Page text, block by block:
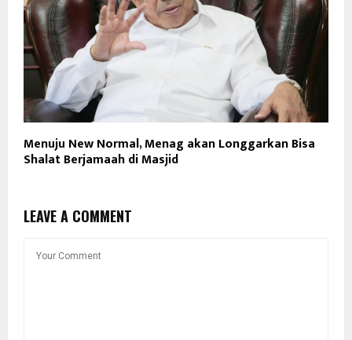
Menuju New Normal, Menag akan Longgarkan Bisa
Shalat Berjamaah di Masjid
LEAVE A COMMENT